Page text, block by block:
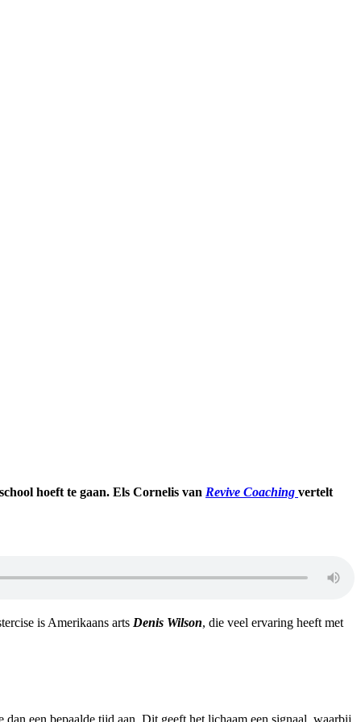
hoeft te gaan. Els Cornelis van Revive Coaching vertelt
is Amerikaans arts Denis Wilson, die veel ervaring heeft met